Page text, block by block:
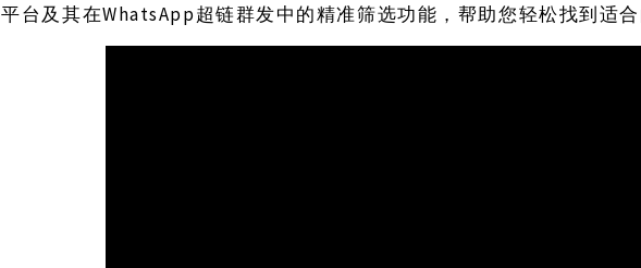
平台及其在WhatsApp超链群发中的精准筛选功能，帮助您轻松找到适合